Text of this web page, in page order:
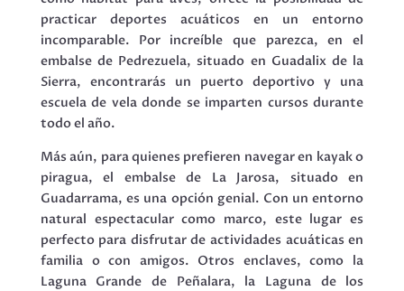
practicar deportes acuáticos en un entorno
incomparable. Por increíble que parezca, en el
embalse de Pedrezuela, situado en Guadalix de la
Sierra, encontrarás un puerto deportivo y una
escuela de vela donde se imparten cursos durante
todo el año.
Más aún, para quienes prefieren navegar en kayak o
piragua, el embalse de La Jarosa, situado en
Guadarrama, es una opción genial. Con un entorno
natural espectacular como marco, este lugar es
perfecto para disfrutar de actividades acuáticas en
familia o con amigos. Otros enclaves, como la
Laguna Grande de Peñalara, la Laguna de los